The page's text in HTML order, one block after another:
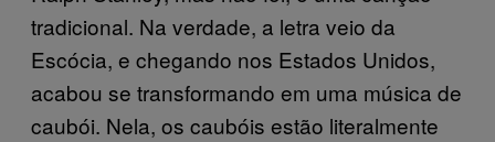
tradicional. Na verdade, a letra veio da
Escócia, e chegando nos Estados Unidos,
acabou se transformando em uma música de
caubói. Nela, os caubóis estão literalmente